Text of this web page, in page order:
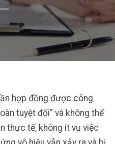
hợp đồng được công
tuyệt đối” và không thể
thực tế, không ít vụ việc